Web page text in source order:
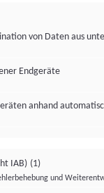
von Daten aus
Endgeräte
anhand
IAB) (1)
und